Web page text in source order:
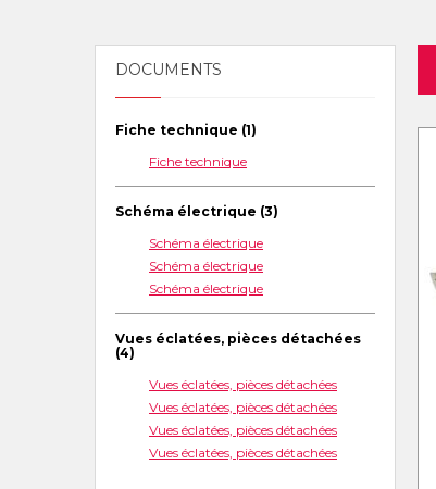
DOCUMENTS
Fiche technique (1)
Fiche technique
Schéma électrique (3)
Schéma électrique
Schéma électrique
Schéma électrique
Vues éclatées, pièces détachées
(4)
Vues éclatées, pièces détachées
Vues éclatées, pièces détachées
Vues éclatées, pièces détachées
Vues éclatées, pièces détachées